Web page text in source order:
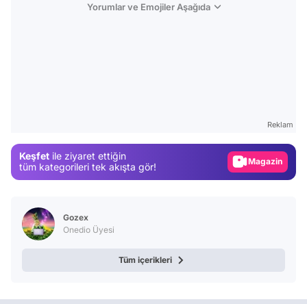
Yorumlar ve Emojiler Aşağıda
Reklam
Keşfet ile ziyaret ettiğin
tüm kategorileri tek akışta gör!
Video
Gozex
Onedio Üyesi
Tüm içerikleri